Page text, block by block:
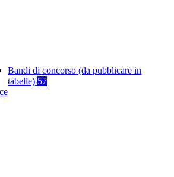
Bandi di concorso (da pubblicare in
tabelle) 57